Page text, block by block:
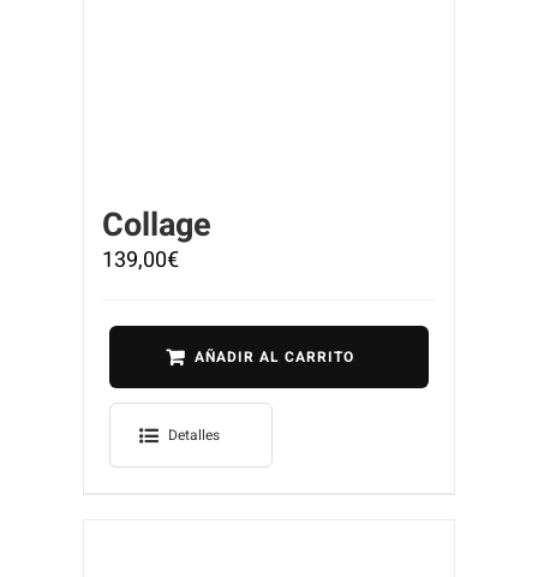
Collage
139,00€
AÑADIR AL CARRITO
Detalles